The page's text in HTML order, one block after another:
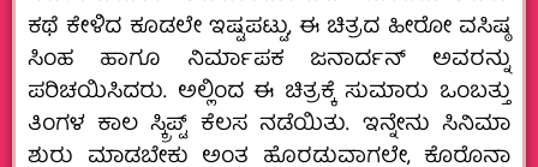
ಕಥೆ ಕೇಳಿದ ಕೂಡಲೇ ಇಷ್ಟಪಟ್ಟು, ಈ ಚಿತ್ರದ ಹೀರೋ ವಸಿಷ್ಠ
ಸಿಂಹ ಹಾಗೂ ನಿರ್ಮಾಪಕ ಜನಾರ್ದನ್‌ ಅವರನ್ನು
ಪರಿಚಯಿಸಿದರು. ಅಲ್ಲಿಂದ ಈ ಚಿತ್ರಕ್ಕೆ ಸುಮಾರು ಒಂಬತ್ತು
ತಿಂಗಳ ಕಾಲ ಸ್ಕ್ರಿಪ್ಟ್‌ ಕೆಲಸ ನಡೆಯಿತು. ಇನ್ನೇನು ಸಿನಿಮಾ
ಶುರು ಮಾಡಬೇಕು ಅಂತ ಹೊರಡುವಾಗಲೇ, ಕೊರೊನಾ